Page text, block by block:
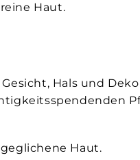
Haut.
Hals und
Haut.